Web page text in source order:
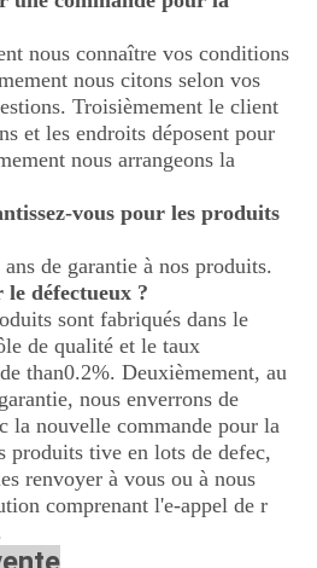
nous connaître vos conditions
nous citons selon vos
Troisièmement le client
et les endroits déposent pour
nous arrangeons la
vous pour les produits
de garantie à nos produits.
défectueux ?
sont fabriqués dans le
de qualité et le taux
than0.2%. Deuxièmement, au
nous enverrons de
la nouvelle commande pour la
produits tive en lots de defec,
renvoyer à vous ou à nous
comprenant l'e-appel de r